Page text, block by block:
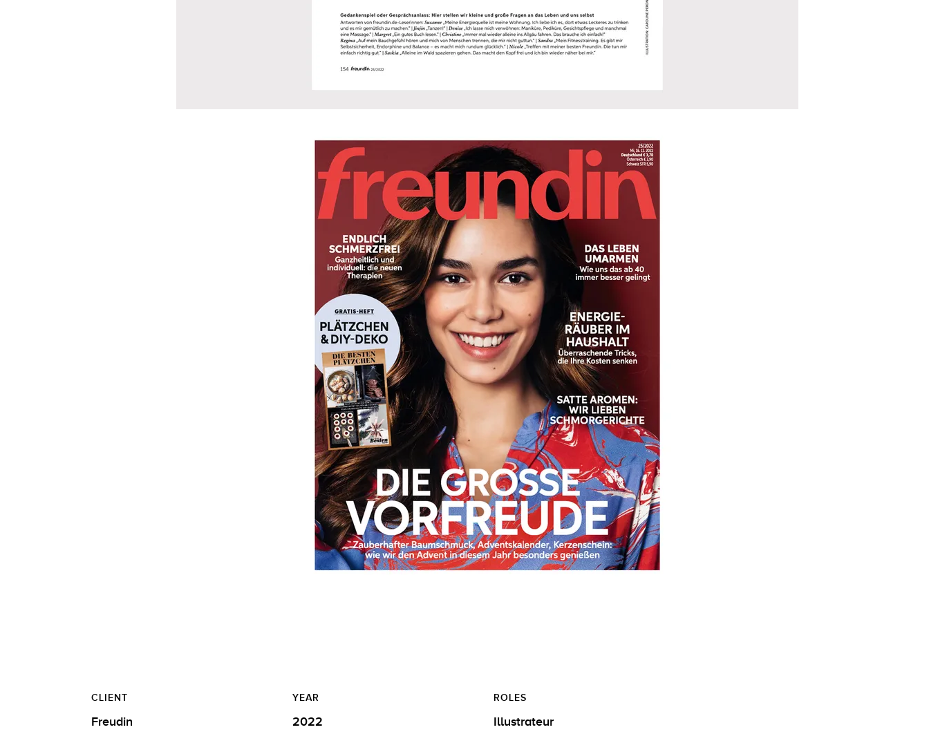
CLIENT
Freudin
YEAR
2022
ROLES
Illustrateur